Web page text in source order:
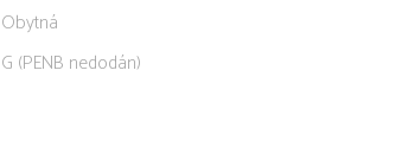
Obytná
G (PENB nedodán)